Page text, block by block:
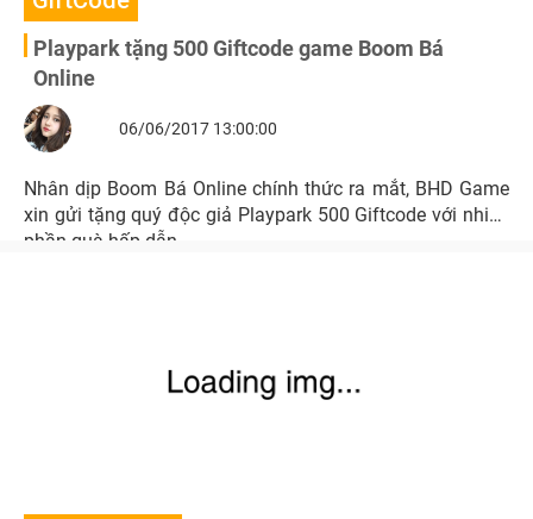
Playpark tặng 500 Giftcode game Boom Bá
Online
06/06/2017 13:00:00
Nhân dịp Boom Bá Online chính thức ra mắt, BHD Game
xin gửi tặng quý độc giả Playpark 500 Giftcode với nhiều
phần quà hấp dẫn.